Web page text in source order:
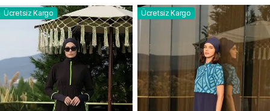
Ücretsiz Kargo Ücretsiz Kargo